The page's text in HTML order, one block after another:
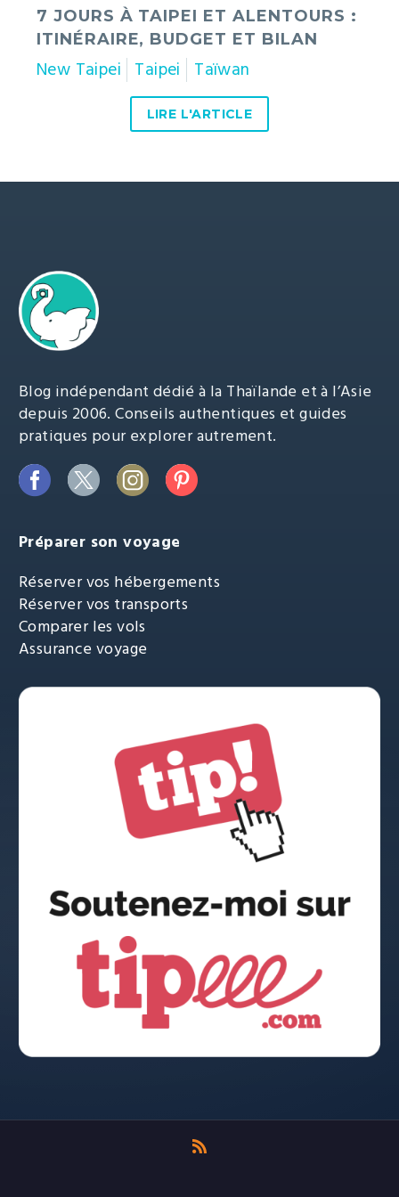
7 JOURS À TAIPEI ET ALENTOURS :
ITINÉRAIRE, BUDGET ET BILAN
New Taipei Taipei Taïwan
LIRE L'ARTICLE
Blog indépendant dédié à la Thaïlande et à l’Asie
depuis 2006. Conseils authentiques et guides
pratiques pour explorer autrement.
Préparer son voyage
Réserver vos hébergements
Réserver vos transports
Comparer les vols
Assurance voyage